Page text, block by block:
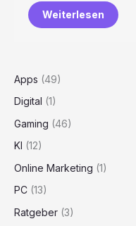
Weiterlesen
Apps (49)
Digital (1)
Gaming (46)
KI (12)
Online Marketing (1)
PC (13)
Ratgeber (3)